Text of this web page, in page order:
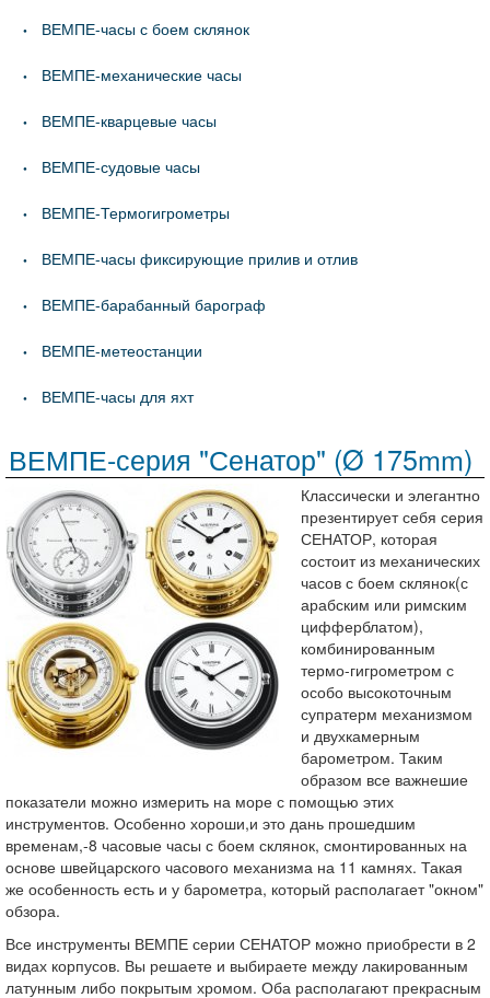
ВЕМПЕ-часы с боем склянок
ВЕМПЕ-механические часы
ВЕМПЕ-кварцевые часы
ВЕМПЕ-судовые часы
ВЕМПЕ-Термогигрометры
ВЕМПЕ-часы фиксирующие прилив и отлив
ВЕМПЕ-барабанный барограф
ВЕМПЕ-метеостанции
ВЕМПЕ-часы для яхт
ВЕМПЕ-серия "Сенатор" (Ø 175mm)
Классически и элегантно
презентирует себя серия
СЕНАТОР, которая
состоит из механических
часов с боем склянок(с
арабским или римским
цифферблатом),
комбинированным
термо-гигрометром с
особо высокоточным
супратерм механизмом
и двухкамерным
барометром. Таким
образом все важнешие
показатели можно измерить на море с помощью этих
инструментов. Особенно хороши,и это дань прошедшим
временам,-8 часовые часы с боем склянок, смонтированных на
основе швейцарского часового механизма на 11 камнях. Такая
же особенность есть и у барометра, который располагает "окном"
обзора.
Все инструменты ВЕМПЕ серии СЕНАТОР можно приобрести в 2
видах корпусов. Вы решаете и выбираете между лакированным
латунным либо покрытым хромом. Оба располагают прекрасным